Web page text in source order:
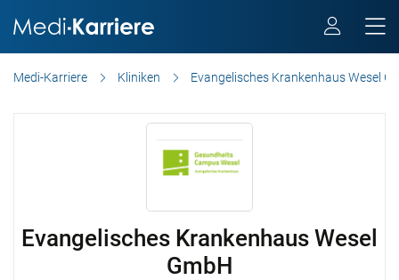
Medi-Karriere Kliniken Evangelisches Krankenhaus Wesel
Evangelisches Krankenhaus Wesel
GmbH